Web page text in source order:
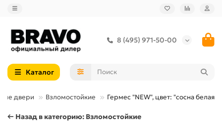
8 (495) 971-50-00
Каталог
двери Взломостойкие Гермес "NEW", цвет: "сосна белая
← Назад в категорию: Взломостойкие